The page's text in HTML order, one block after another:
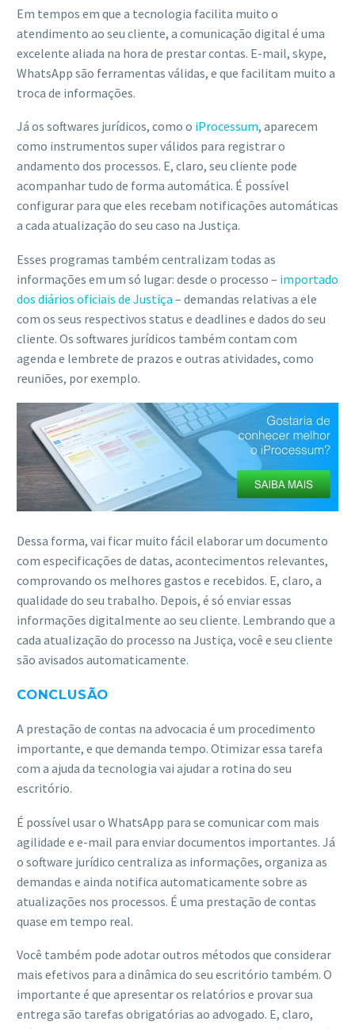
Em tempos em que a tecnologia facilita muito o
atendimento ao seu cliente, a comunicação digital é uma
excelente aliada na hora de prestar contas. E-mail, skype,
WhatsApp são ferramentas válidas, e que facilitam muito a
troca de informações.
Já os softwares jurídicos, como o iProcessum, aparecem
como instrumentos super válidos para registrar o
andamento dos processos. E, claro, seu cliente pode
acompanhar tudo de forma automática. É possível
configurar para que eles recebam notificações automáticas
a cada atualização do seu caso na Justiça.
Esses programas também centralizam todas as
informações em um só lugar: desde o processo – importado
dos diários oficiais de Justiça – demandas relativas a ele
com os seus respectivos status e deadlines e dados do seu
cliente. Os softwares jurídicos também contam com
agenda e lembrete de prazos e outras atividades, como
reuniões, por exemplo.
Dessa forma, vai ficar muito fácil elaborar um documento
com especificações de datas, acontecimentos relevantes,
comprovando os melhores gastos e recebidos. E, claro, a
qualidade do seu trabalho. Depois, é só enviar essas
informações digitalmente ao seu cliente. Lembrando que a
cada atualização do processo na Justiça, você e seu cliente
são avisados automaticamente.
CONCLUSÃO
A prestação de contas na advocacia é um procedimento
importante, e que demanda tempo. Otimizar essa tarefa
com a ajuda da tecnologia vai ajudar a rotina do seu
escritório.
É possível usar o WhatsApp para se comunicar com mais
agilidade e e-mail para enviar documentos importantes. Já
o software jurídico centraliza as informações, organiza as
demandas e ainda notifica automaticamente sobre as
atualizações nos processos. É uma prestação de contas
quase em tempo real.
Você também pode adotar outros métodos que considerar
mais efetivos para a dinâmica do seu escritório também. O
importante é que apresentar os relatórios e provar sua
entrega são tarefas obrigatórias ao advogado. E, claro,